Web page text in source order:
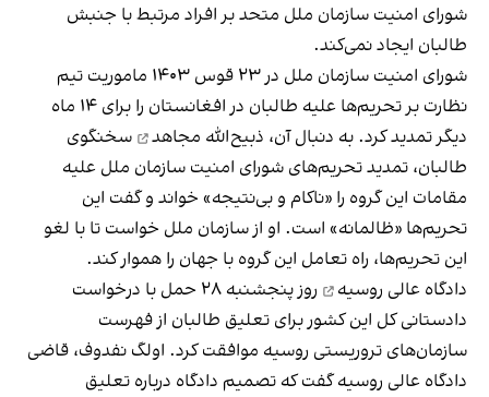
شورای امنیت سازمان ملل متحد بر افراد مرتبط با جنبش
طالبان ایجاد نمی‌کند.
شورای امنیت سازمان ملل در ۲۳ قوس ۱۴۰۳ ماموریت تیم
نظارت بر تحریم‌ها علیه طالبان در افغانستان را برای ۱۴ ماه
دیگر تمدید کرد. به دنبال آن، ذبیح‌الله مجاهد
سخنگوی
طالبان، تمدید تحریم‌های شورای امنیت سازمان ملل علیه
مقامات این گروه را «ناکام و بی‌نتیجه» خواند و گفت این
تحریم‌ها «ظالمانه» است. او از سازمان ملل خواست تا با لغو
این تحریم‌ها، راه تعامل این گروه با جهان را هموار کند.
دادگاه عالی روسیه
روز پنجشنبه ۲۸ حمل با درخواست
دادستانی کل این کشور برای تعلیق طالبان از فهرست
سازمان‌های تروریستی روسیه موافقت کرد. اولگ نفدوف، قاضی
دادگاه عالی روسیه گفت که تصمیم دادگاه درباره تعلیق